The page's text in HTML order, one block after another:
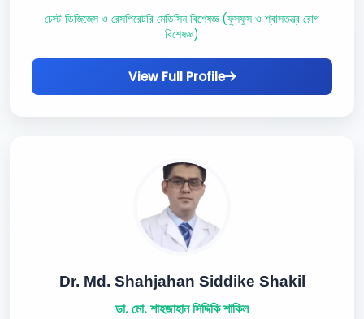
চেস্ট ডিজিজেস ও রেসপিরেটরি মেডিসিন বিশেষজ্ঞ (ফুসফুস ও শ্বাসতন্ত্র রোগ
বিশেষজ্ঞ)
View Full Profile
Dr. Md. Shahjahan Siddike Shakil
ডা. মো. শাহজাহান সিদ্দিকি শাকিল